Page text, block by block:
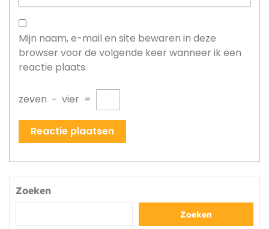
Mijn naam, e-mail en site bewaren in deze
browser voor de volgende keer wanneer ik een
reactie plaats.
zeven − vier =
Zoeken
Zoeken